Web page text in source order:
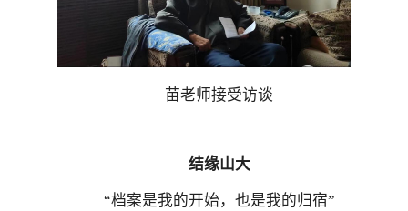
苗老师接受访谈
结缘山大
“档案是我的开始，也是我的归宿”